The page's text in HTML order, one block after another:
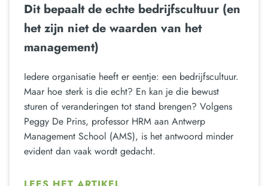
Dit bepaalt de echte bedrijfscultuur (en
het zijn niet de waarden van het
management)
Iedere organisatie heeft er eentje: een bedrijfscultuur.
Maar hoe sterk is die echt? En kan je die bewust
sturen of veranderingen tot stand brengen? Volgens
Peggy De Prins, professor HRM aan Antwerp
Management School (AMS), is het antwoord minder
evident dan vaak wordt gedacht.